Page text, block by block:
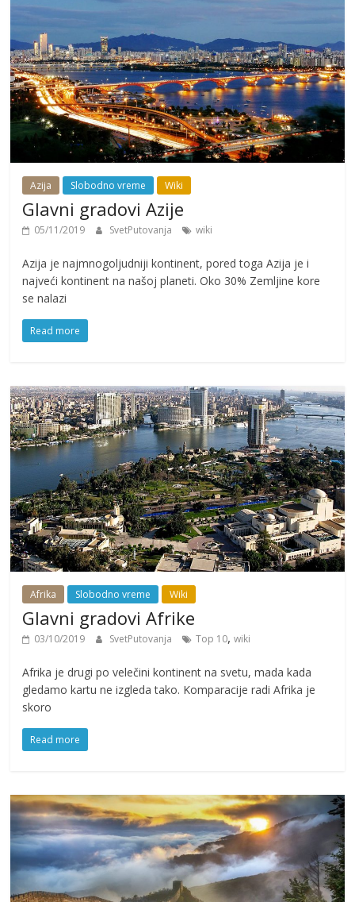
Azija Slobodno vreme Wiki
Glavni gradovi Azije
05/11/2019 SvetPutovanja wiki
Azija je najmnogoljudniji kontinent, pored toga Azija je i
najveći kontinent na našoj planeti. Oko 30% Zemljine kore
se nalazi
Read more
Afrika Slobodno vreme Wiki
Glavni gradovi Afrike
03/10/2019 SvetPutovanja Top 10,wiki
Afrika je drugi po velečini kontinent na svetu, mada kada
gledamo kartu ne izgleda tako. Komparacije radi Afrika je
skoro
Read more